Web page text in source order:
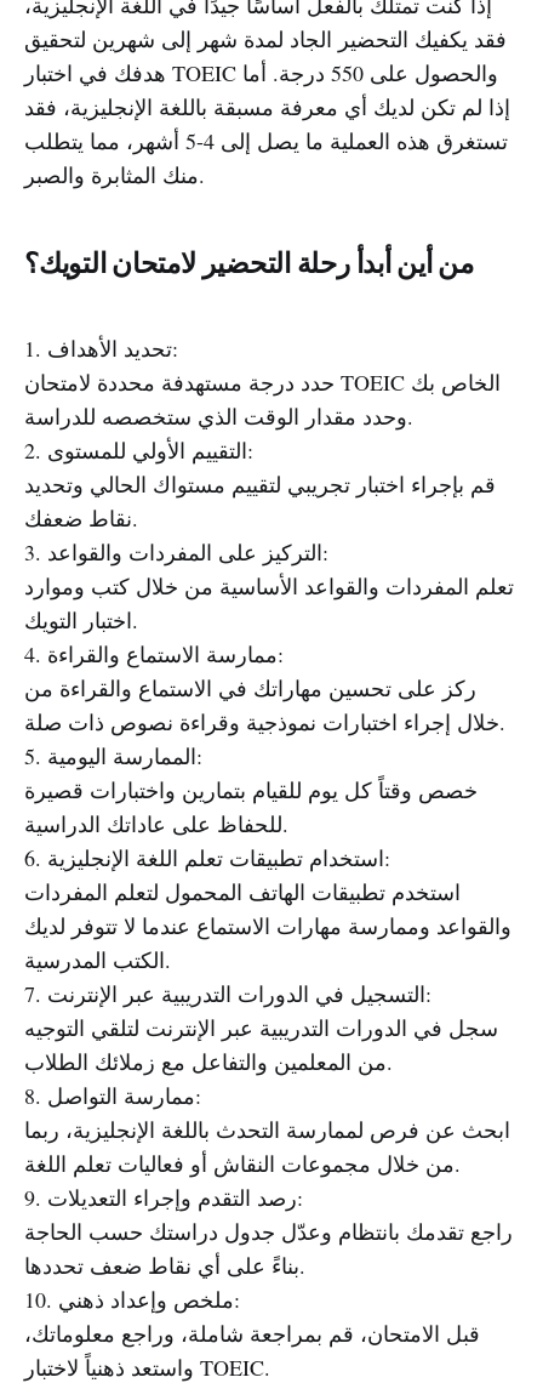
فقد يكفيك التحضير الجاد لمدة شهر إلى شهرين لتحقيق
هدفك في اختبار TOEIC والحصول على 550 درجة. أما
إذا لم تكن لديك أي معرفة مسبقة باللغة الإنجليزية، فقد
تستغرق هذه العملية ما يصل إلى 4-5 أشهر، مما يتطلب
منك المثابرة والصبر.
من أين أبدأ رحلة التحضير لامتحان التويك؟
1. تحديد الأهداف:
حدد درجة مستهدفة محددة لامتحان TOEIC الخاص بك
وحدد مقدار الوقت الذي ستخصصه للدراسة.
2. التقييم الأولي للمستوى:
قم بإجراء اختبار تجريبي لتقييم مستواك الحالي وتحديد
نقاط ضعفك.
3. التركيز على المفردات والقواعد:
تعلم المفردات والقواعد الأساسية من خلال كتب وموارد
اختبار التويك.
4. ممارسة الاستماع والقراءة:
ركز على تحسين مهاراتك في الاستماع والقراءة من
خلال إجراء اختبارات نموذجية وقراءة نصوص ذات صلة.
5. الممارسة اليومية:
خصص وقتاً كل يوم للقيام بتمارين واختبارات قصيرة
للحفاظ على عاداتك الدراسية.
6. استخدام تطبيقات تعلم اللغة الإنجليزية:
استخدم تطبيقات الهاتف المحمول لتعلم المفردات
والقواعد وممارسة مهارات الاستماع عندما لا تتوفر لديك
الكتب المدرسية.
7. التسجيل في الدورات التدريبية عبر الإنترنت:
سجل في الدورات التدريبية عبر الإنترنت لتلقي التوجيه
من المعلمين والتفاعل مع زملائك الطلاب.
8. ممارسة التواصل:
ابحث عن فرص لممارسة التحدث باللغة الإنجليزية، ربما
من خلال مجموعات النقاش أو فعاليات تعلم اللغة.
9. رصد التقدم وإجراء التعديلات:
راجع تقدمك بانتظام وعدّل جدول دراستك حسب الحاجة
بناءً على أي نقاط ضعف تحددها.
10. ملخص وإعداد ذهني:
قبل الامتحان، قم بمراجعة شاملة، وراجع معلوماتك،
واستعد ذهنياً لاختبار TOEIC.